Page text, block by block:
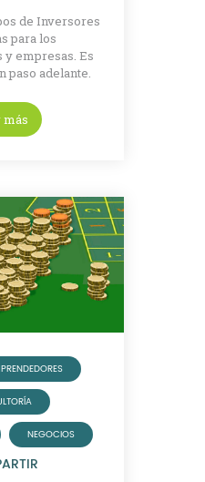
de Inversores
para los
empresas. Es
paso adelante.
NEGOCIOS